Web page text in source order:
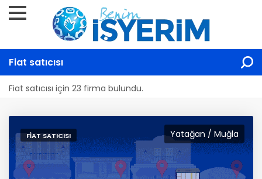
Fiat satıcısı
Fiat satıcısı için 23 firma bulundu.
Yatağan / Muğla
FIAT SATICISI